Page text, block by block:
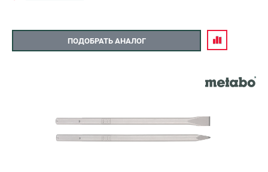
ПОДОБРАТЬ АНАЛОГ